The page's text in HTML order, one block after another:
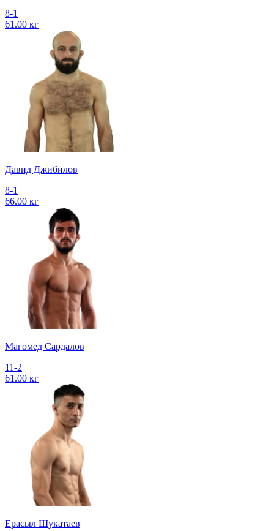
8-1
61.00 кг
Давид Джибилов
8-1
66.00 кг
Магомед Сардалов
11-2
61.00 кг
Ерасыл Шукатаев